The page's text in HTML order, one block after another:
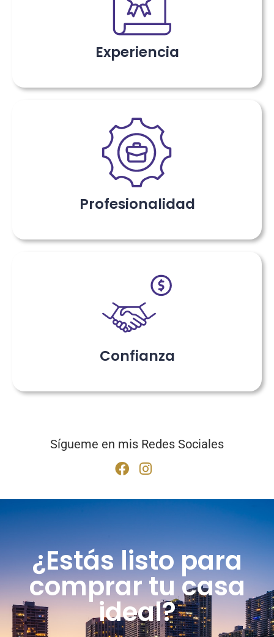
Experiencia
Profesionalidad
Confianza
Sígueme en mis Redes Sociales
¿Estás listo para
comprar tu casa
ideal?